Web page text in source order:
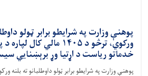
پوهنې وزارت په شرایطو برابر ټولو
ورکوي، ترڅو د ۱۴۰۵ مالي
خدماتو ریاست د اړتیا وړ برېښنايي